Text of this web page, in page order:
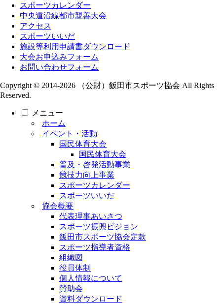
スポーツカレンダー
中央道沿線都市親善大会
アクセス
スポーツいいだ
施設等利用申請書ダウンロード
大会お申込みフォーム
お問い合わせフォーム
Copyright © 2014-2026 （公財）飯田市スポーツ協会 All Rights
Reserved.
メニュー
ホーム
イベント・活動
国民体育大会
国民体育大会
普及・啓発活動事業
競技力向上事業
スポーツカレンダー
スポーツいいだ
協会概要
代表理事あいさつ
スポーツ振興ビジョン
飯田市スポーツ協会定款
スポーツ指導者資格
組織図
役員体制
個人情報について
賛助会
資料ダウンロード